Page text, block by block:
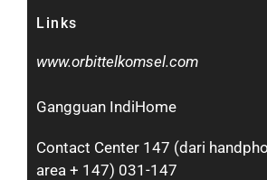
Links
www.orbittelkomsel.com
Gangguan IndiHome
Contact Center 147 (dari
area + 147) 031-147